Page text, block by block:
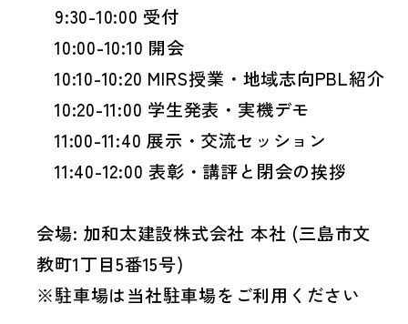
ConTech
ON-SITE X 詳しくみる
メディアのお問い合わせ
9:30-10:00 受付
10:00-10:10 開会
10:10-10:20 MIRS授業・地域志向PBL紹介
10:20-11:00 学生発表・実機デモ
11:00-11:40 展示・交流セッション
11:40-12:00 表彰・講評と閉会の挨拶
会場: 加和太建設株式会社 本社 (三島市文
教町1丁目5番15号)
※駐車場は当社駐車場をご利用ください